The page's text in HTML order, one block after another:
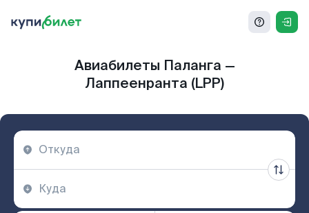
Авиабилеты Паланга —
Лаппеенранта (LPP)